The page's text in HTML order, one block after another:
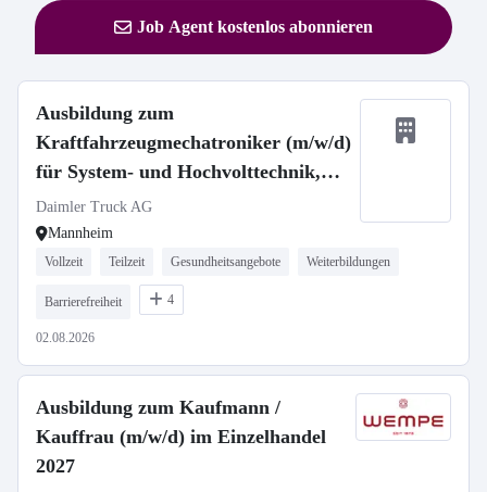
Job Agent kostenlos abonnieren
Ausbildung zum
Kraftfahrzeugmechatroniker (m/w/d)
für System- und Hochvolttechnik,
Daimler Truck AG
Daimler Truck AG
Mannheim
Vollzeit Teilzeit Gesundheitsangebote Weiterbildungen
Barrierefreiheit 4
02.08.2026
Ausbildung zum Kaufmann /
Kauffrau (m/w/d) im Einzelhandel
2027